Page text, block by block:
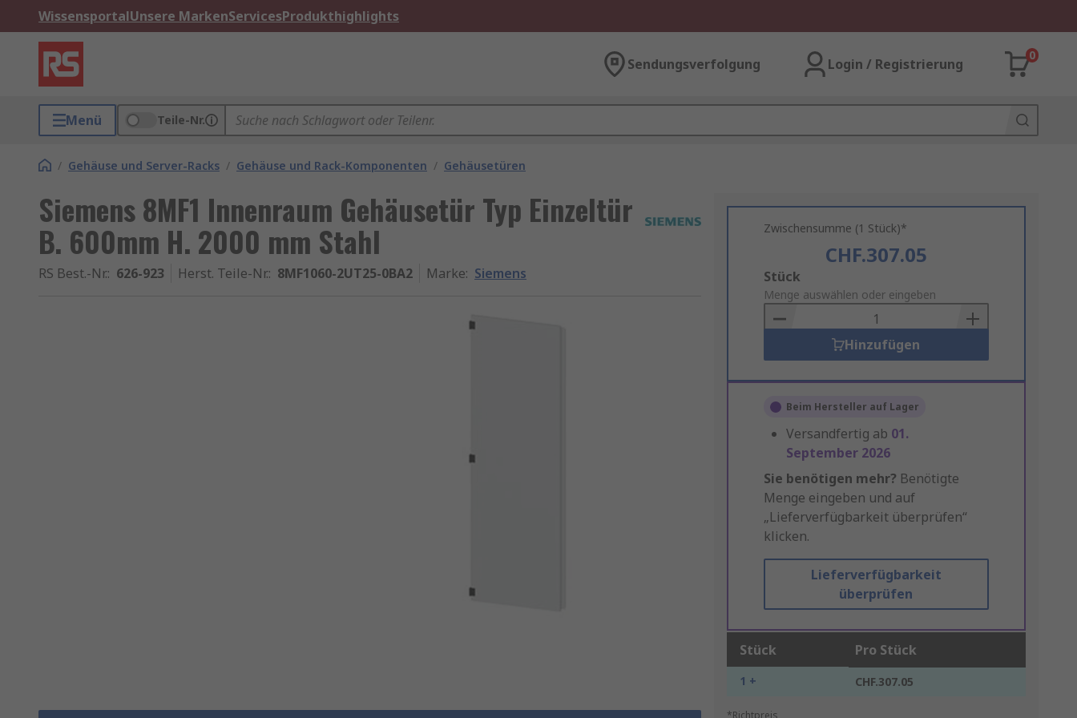
WissensportalUnsere MarkenServicesProdukthighlights
Sendungsverfolgung Login / Registrierung
0
Menü Teile-Nr.
/ Gehäuse und Server-Racks / Gehäuse und Rack-Komponenten / Gehäusetüren
Siemens 8MF1 Innenraum Gehäusetür Typ Einzeltür
B. 600mm H. 2000 mm Stahl
RS Best.-Nr.: 626-923 Herst. Teile-Nr.: 8MF1060-2UT25-0BA2 Marke: Siemens
Zwischensumme (1 Stück)*
CHF.307.05
Add
to
Basket
Stück
Menge auswählen oder eingeben
Hinzufügen
Beim Hersteller auf Lager
Versandfertig ab 01.
September 2026
Sie benötigen mehr? Benötigte
Menge eingeben und auf
„Lieferverfügbarkeit überprüfen“
klicken.
Lieferverfügbarkeit
überprüfen
Stück Pro Stück
1 + CHF.307.05
*Richtpreis